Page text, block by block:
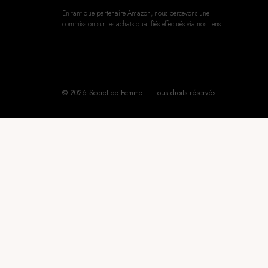
En tant que partenaire Amazon, nous percevons une
commission sur les achats qualifiés effectués via nos liens.
© 2026 Secret de Femme — Tous droits réservés